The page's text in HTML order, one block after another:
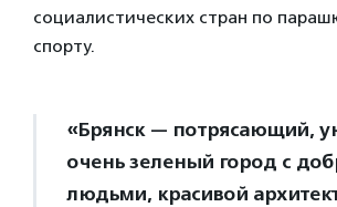
социалистических стран по
спорту.
«Брянск — потрясающий,
очень зеленый город с
людьми, красивой